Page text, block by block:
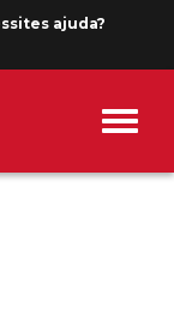
ajuda?